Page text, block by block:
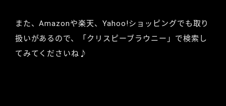
また、Amazonや楽天、Yahoo!ショッピングでも取り
扱いがあるので、「クリスピーブラウニー」で検索し
てみてくださいね♪